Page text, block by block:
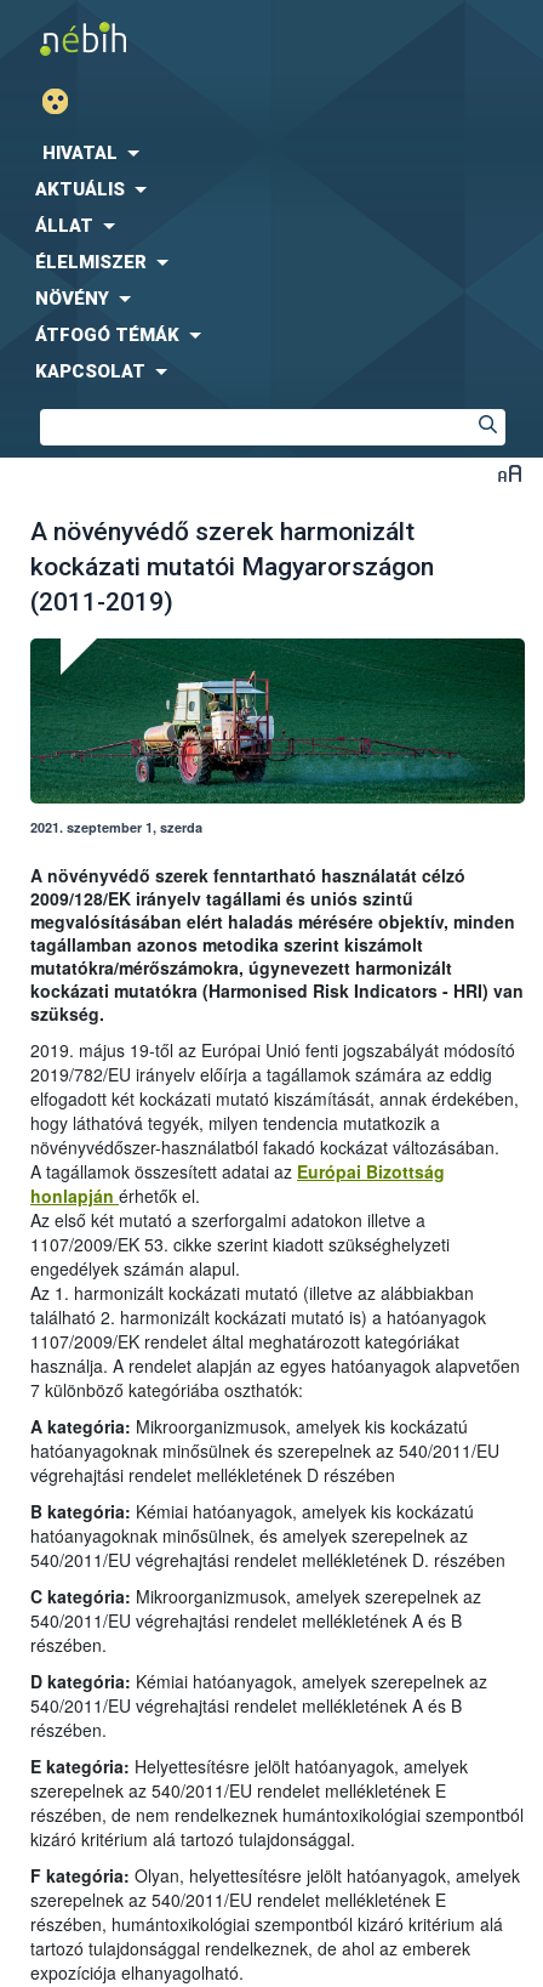
HIVATAL
AKTUÁLIS
ÁLLAT
ÉLELMISZER
NÖVÉNY
ÁTFOGÓ TÉMÁK
KAPCSOLAT
A növényvédő szerek harmonizált
kockázati mutatói Magyarországon
(2011-2019)
2021. szeptember 1, szerda
A növényvédő szerek fenntartható használatát célzó
2009/128/EK irányelv tagállami és uniós szintű
megvalósításában elért haladás mérésére objektív, minden
tagállamban azonos metodika szerint kiszámolt
mutatókra/mérőszámokra, úgynevezett harmonizált
kockázati mutatókra (Harmonised Risk Indicators - HRI) van
szükség.
2019. május 19-től az Európai Unió fenti jogszabályát módosító
2019/782/EU irányelv előírja a tagállamok számára az eddig
elfogadott két kockázati mutató kiszámítását, annak érdekében,
hogy láthatóvá tegyék, milyen tendencia mutatkozik a
növényvédőszer-használatból fakadó kockázat változásában.
A tagállamok összesített adatai az Európai Bizottság
honlapján érhetők el.
Az első két mutató a szerforgalmi adatokon illetve a
1107/2009/EK 53. cikke szerint kiadott szükséghelyzeti
engedélyek számán alapul.
Az 1. harmonizált kockázati mutató (illetve az alábbiakban
található 2. harmonizált kockázati mutató is) a hatóanyagok
1107/2009/EK rendelet által meghatározott kategóriákat
használja. A rendelet alapján az egyes hatóanyagok alapvetően
7 különböző kategóriába oszthatók:
A kategória: Mikroorganizmusok, amelyek kis kockázatú
hatóanyagoknak minősülnek és szerepelnek az 540/2011/EU
végrehajtási rendelet mellékletének D részében
B kategória: Kémiai hatóanyagok, amelyek kis kockázatú
hatóanyagoknak minősülnek, és amelyek szerepelnek az
540/2011/EU végrehajtási rendelet mellékletének D. részében
C kategória: Mikroorganizmusok, amelyek szerepelnek az
540/2011/EU végrehajtási rendelet mellékletének A és B
részében.
D kategória: Kémiai hatóanyagok, amelyek szerepelnek az
540/2011/EU végrehajtási rendelet mellékletének A és B
részében.
E kategória: Helyettesítésre jelölt hatóanyagok, amelyek
szerepelnek az 540/2011/EU rendelet mellékletének E
részében, de nem rendelkeznek humántoxikológiai szempontból
kizáró kritérium alá tartozó tulajdonsággal.
F kategória: Olyan, helyettesítésre jelölt hatóanyagok, amelyek
szerepelnek az 540/2011/EU rendelet mellékletének E
részében, humántoxikológiai szempontból kizáró kritérium alá
tartozó tulajdonsággal rendelkeznek, de ahol az emberek
expozíciója elhanyagolható.